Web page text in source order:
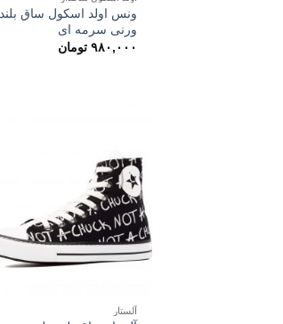
ونس اولد اسکول ساق بلند
ورنی سرمه ای
۹۸۰,۰۰۰ تومان
آلستار